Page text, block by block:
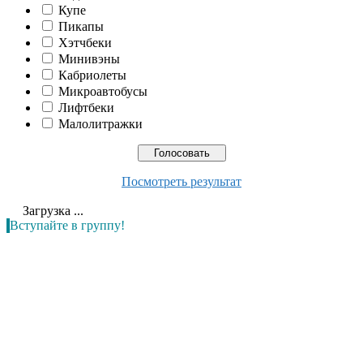
Купе
Пикапы
Хэтчбеки
Минивэны
Кабриолеты
Микроавтобусы
Лифтбеки
Малолитражки
Посмотреть результат
Загрузка ...
Вступайте в группу!